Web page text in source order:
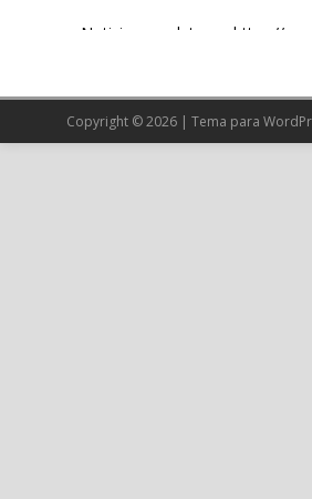
Noticia completa en: https://
Cargar más
Copyright © 2026 | Tema para